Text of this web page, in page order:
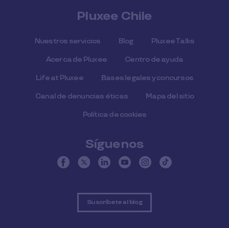
Pluxee Chile
Nuestros servicios Blog Pluxee Talks
Acerca de Pluxee Centro de ayuda
Life at Pluxee Bases legales y concursos
Canal de denuncias éticas Mapa del sitio
Política de cookies
Síguenos
Suscríbete al blog